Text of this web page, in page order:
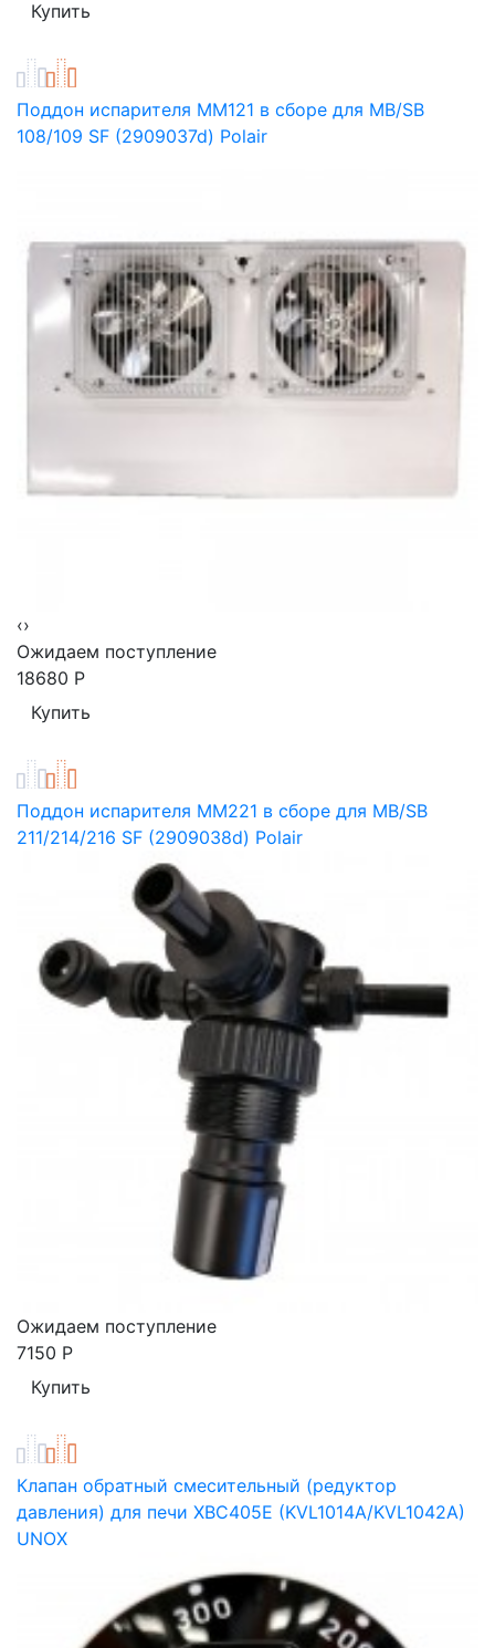
Поддон испарителя ММ121 в сборе для MB/SB
108/109 SF (2909037d) Polair
‹›
Ожидаем поступление
18680 Р
Поддон испарителя MМ221 в сборе для MB/SB
211/214/216 SF (2909038d) Polair
Ожидаем поступление
7150 Р
Клапан обратный смесительный (редуктор
давления) для печи XBC405E (KVL1014A/KVL1042A)
UNOX